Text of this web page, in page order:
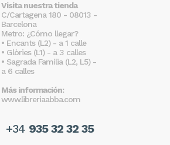
Visita nuestra tienda
C/Cartagena 180 - 08013 -
Barcelona
Metro: ¿Cómo llegar?
• Encants (L2) - a 1 calle
• Glòries (L1) - a 3 calles
• Sagrada Familia (L2, L5) -
a 6 calles
Más información:
www.libreriaabba.com
+34 935 32 32 35